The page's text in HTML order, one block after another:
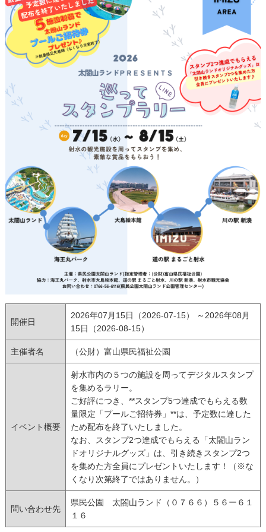
開催日
2026年07月15日（2026-07-15） ～2026年08月
15日（2026-08-15）
主催者名 （公財）富山県民福祉公園
イベント概要
射水市内の５つの施設を周ってデジタルスタンプ
を集めるラリー。
ご好評につき、**スタンプ5つ達成でもらえる数
量限定「プールご招待券」**は、予定数に達した
ため配布を終了いたしました。
なお、スタンプ2つ達成でもらえる「太閤山ラン
ドオリジナルグッズ」は、引き続きスタンプ2つ
を集めた方全員にプレゼントいたします！（※な
くなり次第終了ではありません。）
問い合わせ先
県民公園 太閤山ランド（０７６６）５６ー６１
１６